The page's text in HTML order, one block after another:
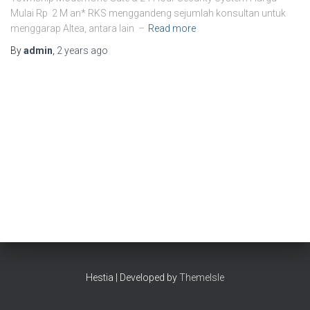
Mulai Rp 2 M an* RKS menggandeng sejumlah konsultan untuk
menggarap Altea, antara lain – Read more
Byadmin, 2 years ago
Hestia | Developed byThemeIsle